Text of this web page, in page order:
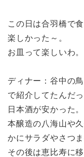
この日は合羽橋で
楽しかった～。
お皿って楽しいわ。
ディナー：谷中の
で紹介してたんだっ
日本酒が安かった。
本醸造の八海山や
かにサラダやさつ
その後は恵比寿に移